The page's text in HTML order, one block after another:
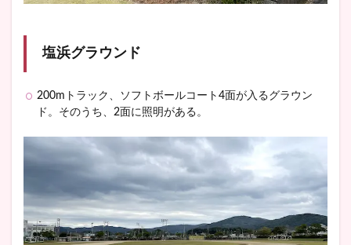
塩浜グラウンド
200mトラック、ソフトボールコート4面が入るグラウン
ド。そのうち、2面に照明がある。